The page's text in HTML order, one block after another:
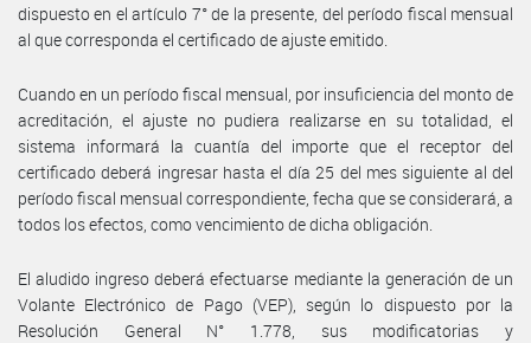
dispuesto en el artículo 7° de la presente, del período fiscal mensual
al que corresponda el certificado de ajuste emitido.
Cuando en un período fiscal mensual, por insuficiencia del monto de
acreditación, el ajuste no pudiera realizarse en su totalidad, el
sistema informará la cuantía del importe que el receptor del
certificado deberá ingresar hasta el día 25 del mes siguiente al del
período fiscal mensual correspondiente, fecha que se considerará, a
todos los efectos, como vencimiento de dicha obligación.
El aludido ingreso deberá efectuarse mediante la generación de un
Volante Electrónico de Pago (VEP), según lo dispuesto por la
Resolución General N° 1.778, sus modificatorias y